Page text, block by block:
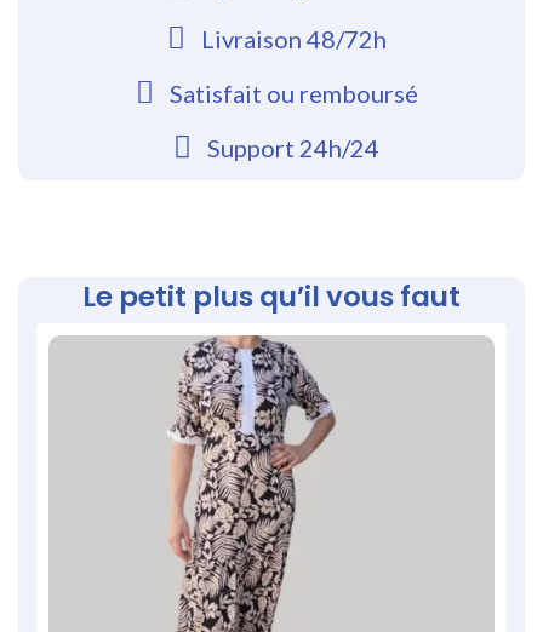
Livraison 48/72h
Satisfait ou remboursé
Support 24h/24
Le petit plus qu’il vous faut